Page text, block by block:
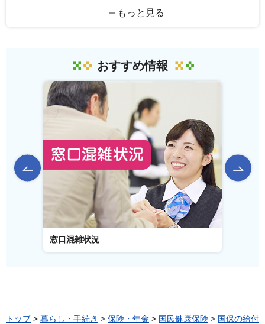
もっと見る
おすすめ情報
前のスライドを表示
窓口混雑状況
トップ> 暮らし・手続き > 保険・年金 > 国民健康保険 > 国保の給付